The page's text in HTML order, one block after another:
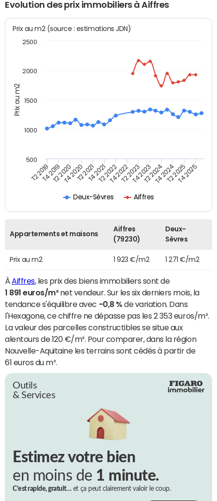
Evolution des prix immobiliers à Aiffres
Prix au m2
Prix au m2 (source : estimations JDN)
Deux-Sèvres Aiffres
T2 2019T4 2019T2 2020T4 2020T2 2021T4 2021T2 2022T4 2022T2 2023T4 2023T2 2024T4 2024T2 2025T4 2025
1000
1500
2000
500
2500
Appartements et maisons
Aiffres
(79230)
Deux-
Sèvres
Prix au m2 1 923 €/m2 1 271 €/m2
À Aiffres, les prix des biens immobiliers sont de
1 891 euros/m²net vendeur. Sur les six derniers mois, la
tendance s'équilibre avec -0,8 % de variation. Dans
l'Hexagone, ce chiffre ne dépasse pas les 2 353 euros/m².
La valeur des parcelles constructibles se situe aux
alentours de 120 €/m². Pour comparer, dans la région
Nouvelle-Aquitaine les terrains sont cédés à partir de
61 euros du m².
Outils
& Services
Estimez votre bien
en moins de 1 minute.
C’est rapide, gratuit…et ça peut clairement valoir le coup.